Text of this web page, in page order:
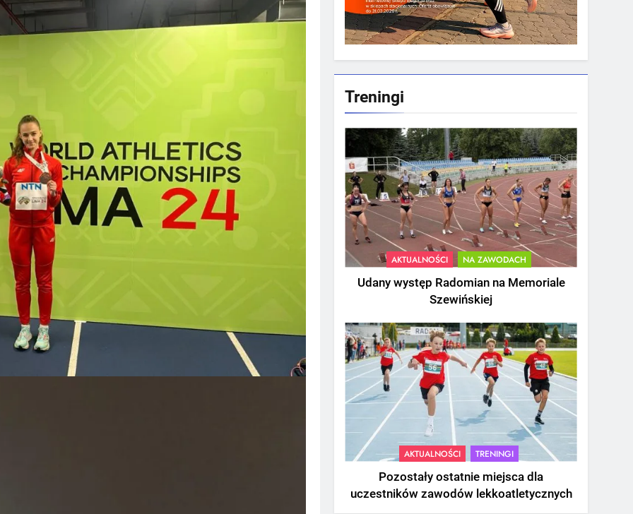
Treningi
AKTUALNOŚCI NA ZAWODACH
Udany występ Radomian na Memoriale
Szewińskiej
AKTUALNOŚCI TRENINGI
Pozostały ostatnie miejsca dla
uczestników zawodów lekkoatletycznych